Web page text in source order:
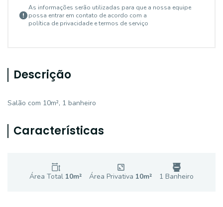
As informações serão utilizadas para que a nossa equipe
possa entrar em contato de acordo com a
política de privacidade e termos de serviço
Descrição
Salão com 10m², 1 banheiro
Características
Área Total 10m² Área Privativa 10m² 1 Banheiro